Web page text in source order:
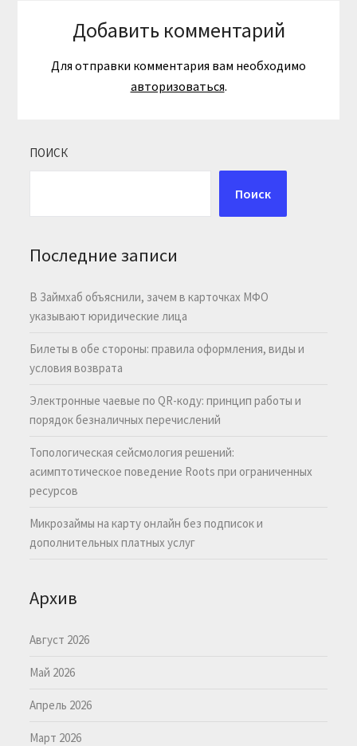
Добавить комментарий
Для отправки комментария вам необходимо
авторизоваться.
ПОИСК
Поиск
Последние записи
В Займхаб объяснили, зачем в карточках МФО
указывают юридические лица
Билеты в обе стороны: правила оформления, виды и
условия возврата
Электронные чаевые по QR-коду: принцип работы и
порядок безналичных перечислений
Топологическая сейсмология решений:
асимптотическое поведение Roots при ограниченных
ресурсов
Микрозаймы на карту онлайн без подписок и
дополнительных платных услуг
Архив
Август 2026
Май 2026
Апрель 2026
Март 2026